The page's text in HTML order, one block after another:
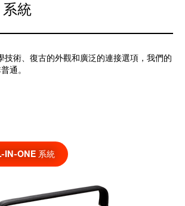
統
技術、復古的外觀和廣泛的連接選項，我們的
通。
IN-ONE 系統